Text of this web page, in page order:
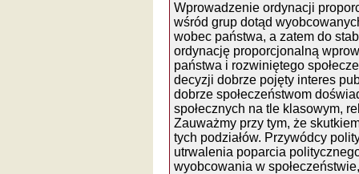
Wprowadzenie ordynacji
wśród grup dotąd
wobec państwa, a zatem do
ordynację proporcjonalną
państwa i rozwiniętego
decyzji dobrze pojęty interes
dobrze społeczeństwom
społecznych na tle klasowym,
Zauważmy przy tym, że
tych podziałów. Przywódcy
utrwalenia poparcia
wyobcowania w